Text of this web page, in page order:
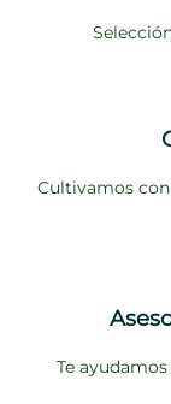
Cultivamos
Te